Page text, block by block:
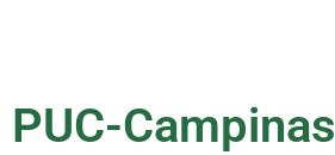
PUC-Campinas